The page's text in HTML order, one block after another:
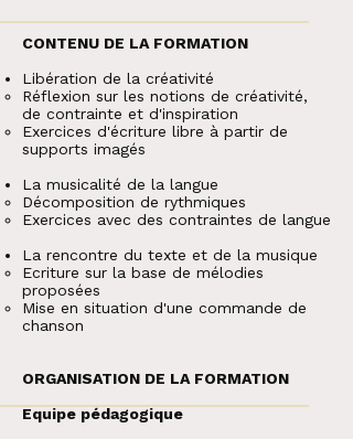
CONTENU DE LA FORMATION
Libération de la créativité
Réflexion sur les notions de créativité,
de contrainte et d'inspiration
Exercices d'écriture libre à partir de
supports imagés
La musicalité de la langue​
Décomposition de rythmiques
Exercices avec des contraintes de langue
La rencontre du texte et de la musique​
Ecriture sur la base de mélodies
proposées
Mise en situation d'une commande de
chanson
ORGANISATION DE LA FORMATION
Equipe pédagogique